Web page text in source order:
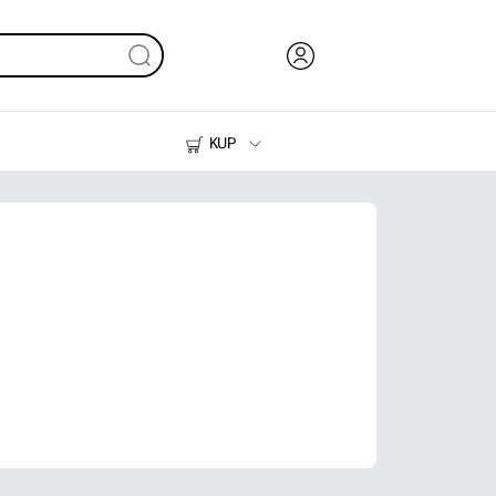
KUP
Drukarki do domu